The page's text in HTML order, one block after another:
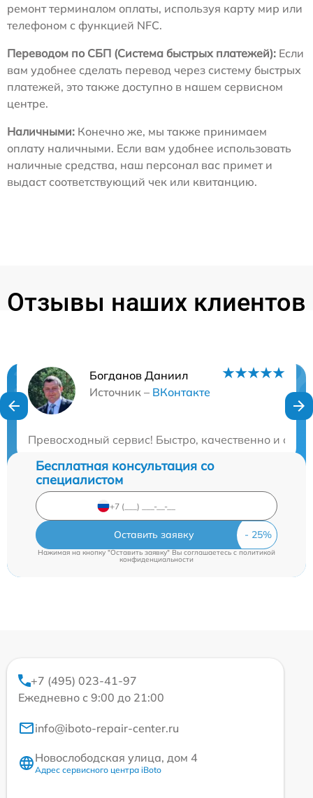
ремонт терминалом оплаты, используя карту мир или
телефоном с функцией NFC.
Переводом по СБП (Система быстрых платежей): Если
вам удобнее сделать перевод через систему быстрых
платежей, это также доступно в нашем сервисном
центре.
Наличными: Конечно же, мы также принимаем
оплату наличными. Если вам удобнее использовать
наличные средства, наш персонал вас примет и
выдаст соответствующий чек или квитанцию.
Отзывы наших клиентов
Богданов Даниил
Источник – ВКонтакте
Превосходный сервис! Быстро, качественно и
Нужна консультация?
Бесплатная консультация со
специалистом
Оставить заявку
Нажимая на кнопку "Оставить заявку" Вы соглашаетесь c политикой
конфиденциальности
+7 (495) 023-41-97
Ежедневно с 9:00 до 21:00
info@iboto-repair-center.ru
Новослободская улица, дом 4
Адрес сервисного центра iBoto